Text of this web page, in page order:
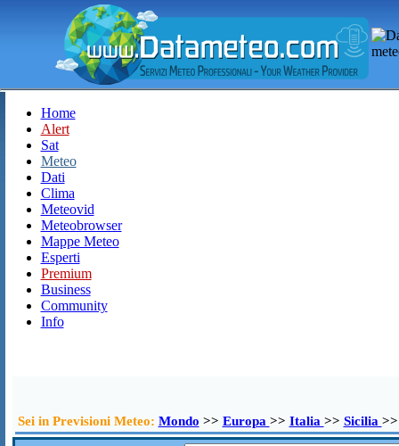
Home
Alert
Sat
Meteo
Dati
Clima
Meteovid
Meteobrowser
Mappe Meteo
Esperti
Premium
Business
Community
Info
Sei in Previsioni Meteo: Mondo >> Europa >> Italia >> Sicilia